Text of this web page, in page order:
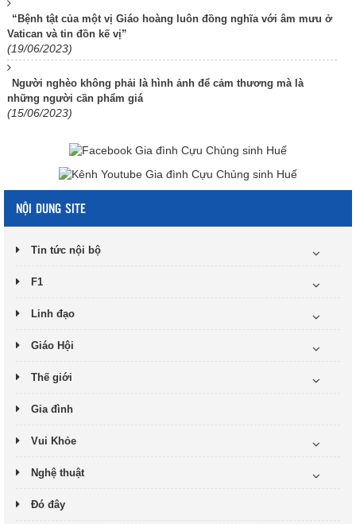
“Bệnh tật của một vị Giáo hoàng luôn đồng nghĩa với âm mưu ở
Vatican và tin đồn kế vị”
(19/06/2023)
Người nghèo không phải là hình ảnh để cảm thương mà là
những người cần phẩm giá
(15/06/2023)
NỘI DUNG SITE
Tin tức nội bộ
F1
Linh đạo
Giáo Hội
Thế giới
Gia đình
Vui Khỏe
Nghệ thuật
Đó đây